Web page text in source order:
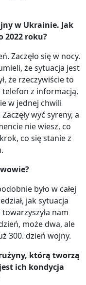
w Ukrainie. Jak
2022 roku?
Zaczęło się w nocy.
że sytuacja jest
że rzeczywiście to
telefon z informacją,
w jednej chwili
wyć syreny, a
nie wiesz, co
co się stanie z
było w całej
jak sytuacja
nam
może dwa, ale
300. dzień wojny.
którą tworzą
ich kondycja